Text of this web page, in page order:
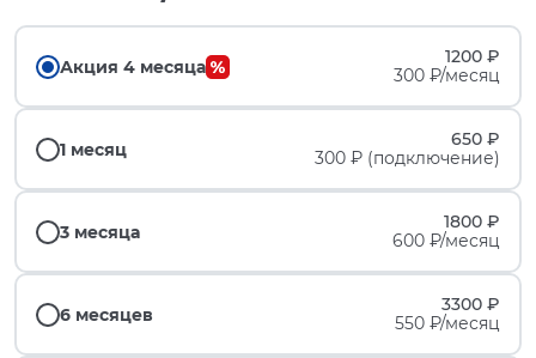
Акция 4 месяца
1200 ₽
300 ₽/месяц
1 месяц
650 ₽
300 ₽ (подключение)
3 месяца
1800 ₽
600 ₽/месяц
6 месяцев
3300 ₽
550 ₽/месяц